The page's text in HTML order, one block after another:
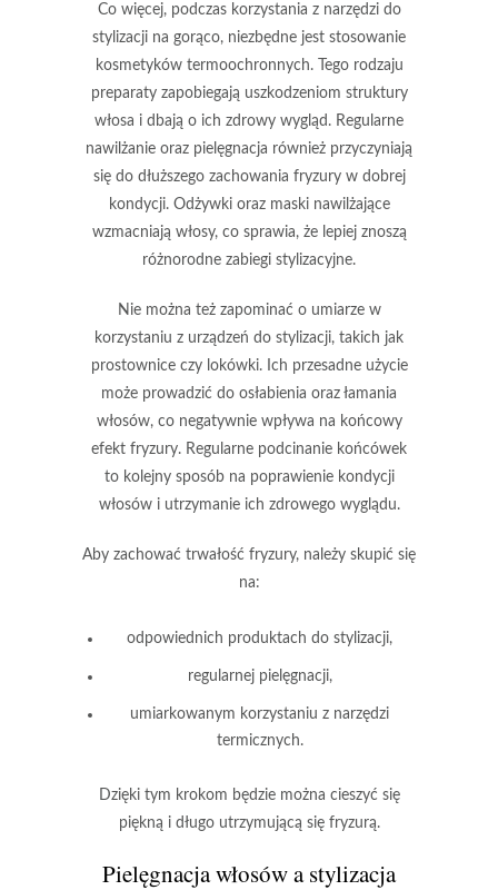
Co więcej, podczas korzystania z narzędzi do
stylizacji na gorąco, niezbędne jest stosowanie
kosmetyków termoochronnych. Tego rodzaju
preparaty zapobiegają uszkodzeniom struktury
włosa i dbają o ich zdrowy wygląd. Regularne
nawilżanie oraz pielęgnacja również przyczyniają
się do dłuższego zachowania fryzury w dobrej
kondycji. Odżywki oraz maski nawilżające
wzmacniają włosy, co sprawia, że lepiej znoszą
różnorodne zabiegi stylizacyjne.
Nie można też zapominać o umiarze w
korzystaniu z urządzeń do stylizacji, takich jak
prostownice czy lokówki. Ich przesadne użycie
może prowadzić do osłabienia oraz łamania
włosów, co negatywnie wpływa na końcowy
efekt fryzury. Regularne podcinanie końcówek
to kolejny sposób na poprawienie kondycji
włosów i utrzymanie ich zdrowego wyglądu.
Aby zachować trwałość fryzury, należy skupić się
na:
odpowiednich produktach do stylizacji,
regularnej pielęgnacji,
umiarkowanym korzystaniu z narzędzi
termicznych.
Dzięki tym krokom będzie można cieszyć się
piękną i długo utrzymującą się fryzurą.
Pielęgnacja włosów a stylizacja